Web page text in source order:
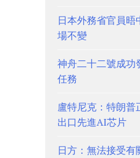
日本外務省官員
場不變
神舟二十二號成功
任務
盧特尼克：特朗
出口先進AI芯片
日方：無法接受